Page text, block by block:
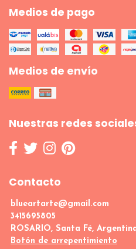
Medios de pago
Medios de envío
Nuestras redes
Contacto
blueartarte@gmail.com
3415695805
ROSARIO, Santa Fé,
Botón de arrepentimiento